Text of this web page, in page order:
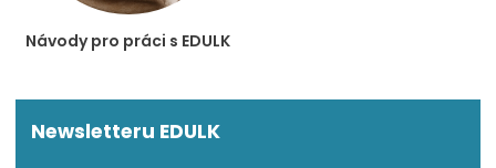
Návody pro práci s EDULK
Newsletteru EDULK